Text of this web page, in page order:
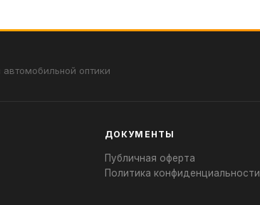
автомобильной оптики
ДОКУМЕНТЫ
Публичная оферта
Политика конфиденциальности